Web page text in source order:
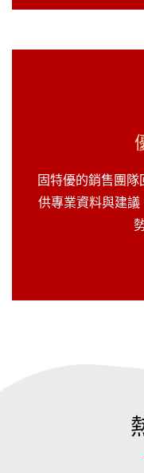
固特優的銷售團
供專業資料與建